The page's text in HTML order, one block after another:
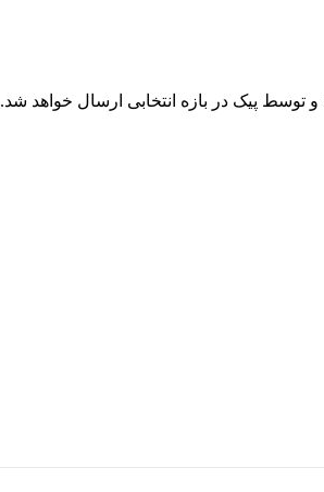
پیک در بازه انتخابی ارسال خواهد شد.